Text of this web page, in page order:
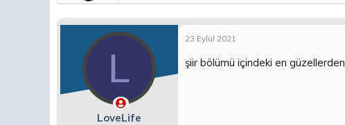
L
LoveLife
23 Eylül 2021
şiir bölümü içindeki en güzellerden